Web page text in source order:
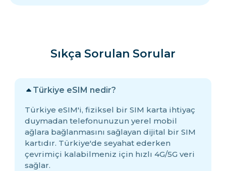
Sıkça Sorulan Sorular
Türkiye eSIM nedir?
Türkiye eSIM'i, fiziksel bir SIM karta ihtiyaç
duymadan telefonunuzun yerel mobil
ağlara bağlanmasını sağlayan dijital bir SIM
kartıdır. Türkiye'de seyahat ederken
çevrimiçi kalabilmeniz için hızlı 4G/5G veri
sağlar.